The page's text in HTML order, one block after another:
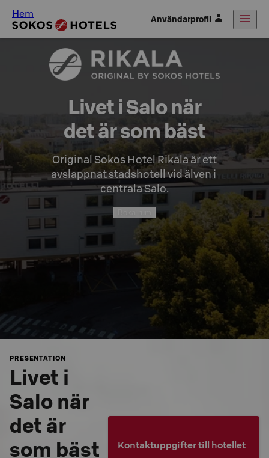
Hem Användarprofil
Livet i Salo när
det är som bäst
Original Sokos Hotel Rikala är ett
avslappnat stadshotell vid älven i
centrala Salo.
PRESENTATION
Livet i
Salo när
det är
som bäst
Kontaktuppgifter till hotellet